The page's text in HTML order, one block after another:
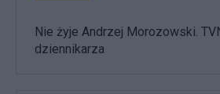
Nie żyje Andrzej Morozowski.
dziennikarza